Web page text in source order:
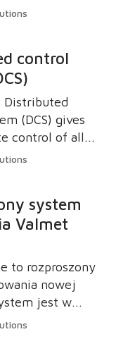
w
oraz
został
w celu
nadzoru
urządzeń z
System
HMI),
danych z
zarządzanie
control
Distributed
(DCS) gives
control of all
and provide
system
Valmet
to rozproszony
nowej
jest w
sieci Web,